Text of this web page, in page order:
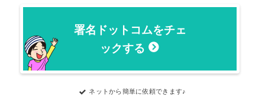
署名ドットコムをチェ
ックする
ネットから簡単に依頼できます♪